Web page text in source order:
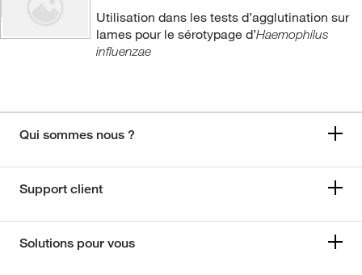
Utilisation dans les tests d’agglutination sur
lames pour le sérotypage d’Haemophilus
influenzae
Qui sommes nous ?
Support client
Solutions pour vous